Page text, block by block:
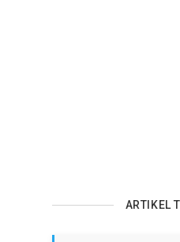
ARTIKEL